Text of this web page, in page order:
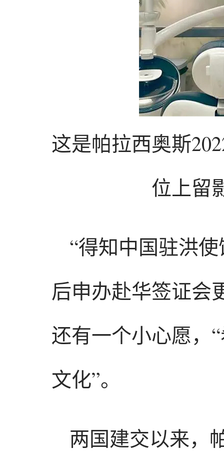
这是帕拉西奥斯
位上留
“得知中国驻洪
后申办赴华签证会
还有一个小心愿，
文化”。
两国建交以来，